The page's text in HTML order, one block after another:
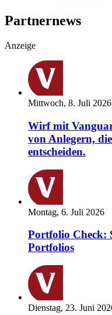
Partnernews
Anzeige
Mittwoch, 8. Juli 2026
Wirf mit
von Anlegern,
entscheiden.
Montag, 6. Juli 2026
Portfolio Check:
Portfolios
Dienstag, 23. Juni